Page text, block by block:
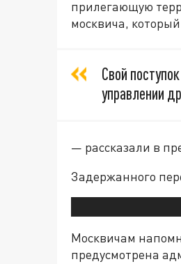
прилегающую
москвича,
Свой
управлении
— рассказали в
Задержанного
Москвичам
предусмотрена